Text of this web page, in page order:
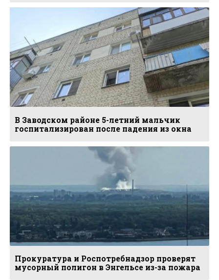
В Заводском районе 5-летний мальчик
госпитализирован после падения из окна
Прокуратура и Роспотребнадзор проверят
мусорный полигон в Энгельсе из-за пожара